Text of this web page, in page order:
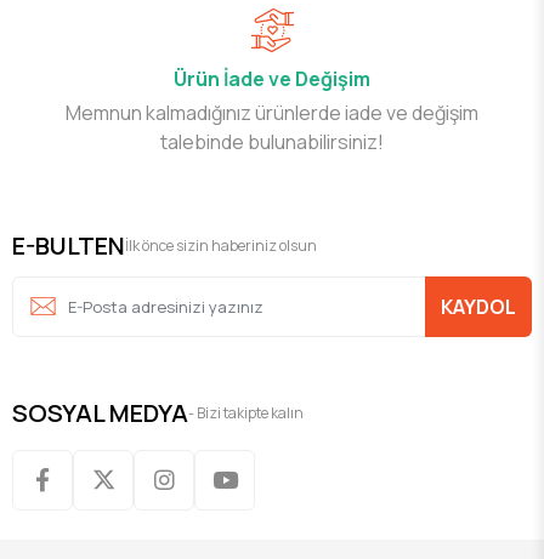
Ürün İade ve Değişim
Memnun kalmadığınız ürünlerde iade ve değişim
talebinde bulunabilirsiniz!
E-BULTENİlk önce sizin haberiniz olsun
KAYDOL
SOSYAL MEDYA- Bizi takipte kalın